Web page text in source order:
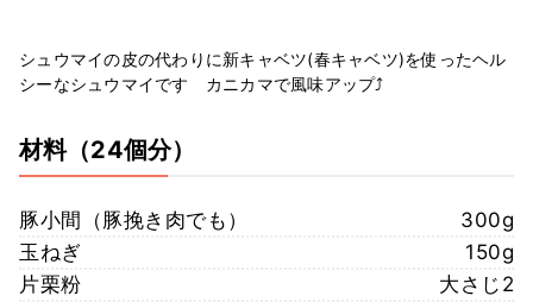
シュウマイの皮の代わりに新キャベツ(春キャベツ)を使ったヘル
シーなシュウマイです カニカマで風味アップ⤴
材料（24個分）
豚小間（豚挽き肉でも）
300g
玉ねぎ
150g
片栗粉
大さじ2